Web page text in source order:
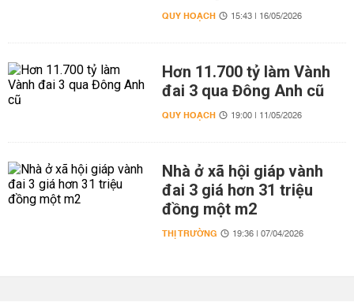
QUY HOẠCH 15:43 | 16/05/2026
Hơn 11.700 tỷ làm Vành
đai 3 qua Đông Anh cũ
QUY HOẠCH 19:00 | 11/05/2026
Nhà ở xã hội giáp vành
đai 3 giá hơn 31 triệu
đồng một m2
THỊ TRƯỜNG 19:36 | 07/04/2026